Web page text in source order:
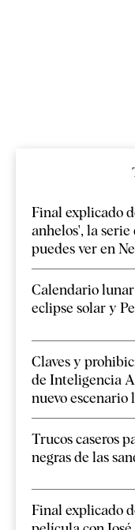
Final explicado
anhelos', la
puedes ver en
Calendario lunar
eclipse solar y
Claves y
de Inteligencia
nuevo escenario
Trucos caseros
negras de las
Final explicado